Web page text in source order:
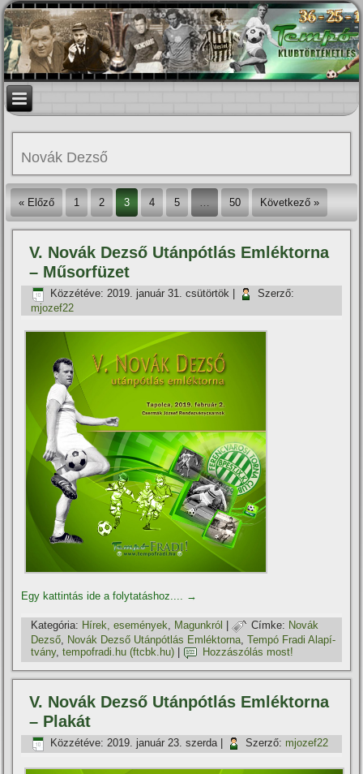
Novák Dezső
« Előző 1 2 3 4 5 … 50 Következő »
V. Novák Dezső Utánpótlás Emléktorna
– Műsorfüzet
Közzétéve: 2019. január 31. csütörtök
Szerző:
mjozef22
Egy kattintás ide a folytatáshoz.... →
Kategória: Hí­rek, események, Magunkról | Címke: Novák
Dezső
Novák Dezső Utánpótlás Emléktorna ,Tempó Fradi Alapí­
tvány,tempofradi.hu (ftcbk.hu) Hozzászólás most!
V. Novák Dezső Utánpótlás Emléktorna
– Plakát
Közzétéve: 2019. január 23. szerda| Szerző: mjozef22